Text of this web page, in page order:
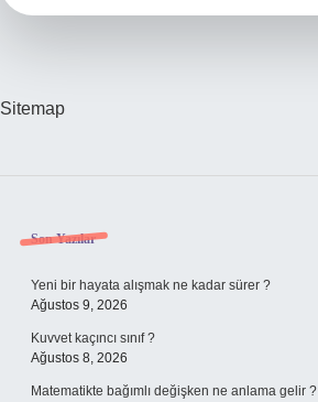
Sitemap
Sidebar
Son Yazılar
Yeni bir hayata alışmak ne kadar sürer ?
Ağustos 9, 2026
Kuvvet kaçıncı sınıf ?
Ağustos 8, 2026
Matematikte bağımlı değişken ne anlama gelir ?